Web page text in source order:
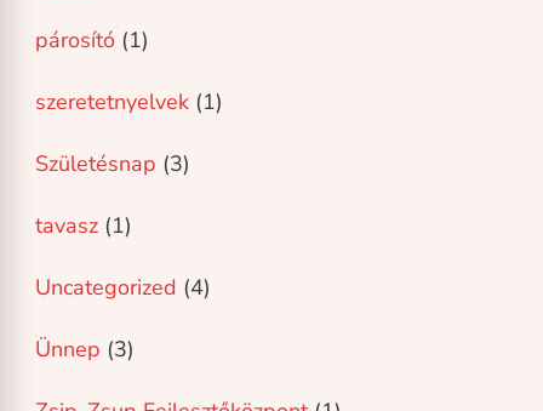
párosító (1)
szeretetnyelvek (1)
Születésnap (3)
tavasz (1)
Uncategorized (4)
Ünnep (3)